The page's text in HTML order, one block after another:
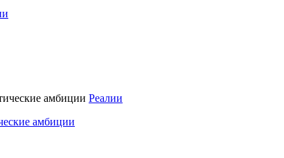
Реалии
амбиции